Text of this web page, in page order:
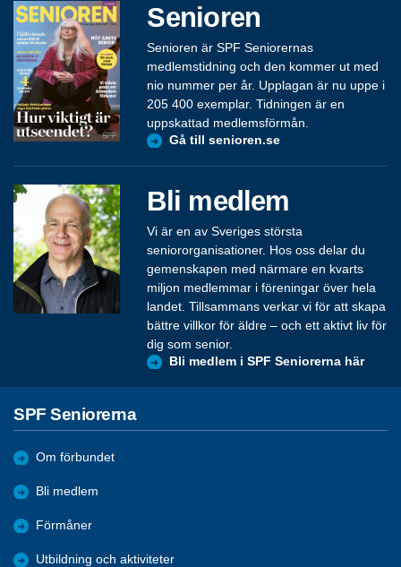
Senioren
Senioren är SPF Seniorernas
medlemstidning och den kommer ut med
nio nummer per år. Upplagan är nu uppe i
205 400 exemplar. Tidningen är en
uppskattad medlemsförmån.
Gå till senioren.se
Bli medlem
Vi är en av Sveriges största
seniororganisationer. Hos oss delar du
gemenskapen med närmare en kvarts
miljon medlemmar i föreningar över hela
landet. Tillsammans verkar vi för att skapa
bättre villkor för äldre – och ett aktivt liv för
dig som senior.
Bli medlem i SPF Seniorerna här
SPF Seniorerna
Om förbundet
Bli medlem
Förmåner
Utbildning och aktiviteter